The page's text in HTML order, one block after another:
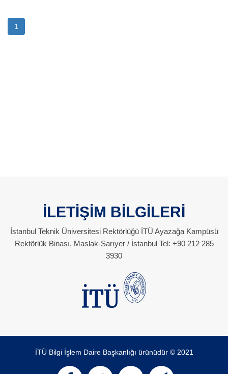
1
İLETİŞİM BİLGİLERİ
İstanbul Teknik Üniversitesi Rektörlüğü İTÜ Ayazağa Kampüsü
Rektörlük Binası, Maslak-Sarıyer / İstanbul Tel: +90 212 285
3930
İTÜ Bilgi İşlem Daire Başkanlığı ürünüdür © 2021